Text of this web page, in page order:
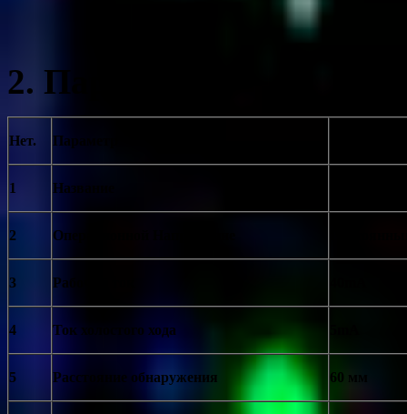
2. Параметр
Нет. Параметр
1 Название
2 Операционной Напряжение
3 Рабочий ток
4 Ток холостого хода
5 Расстояние обнаружения 60 мм